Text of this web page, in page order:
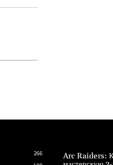
266
Arc Raiders: